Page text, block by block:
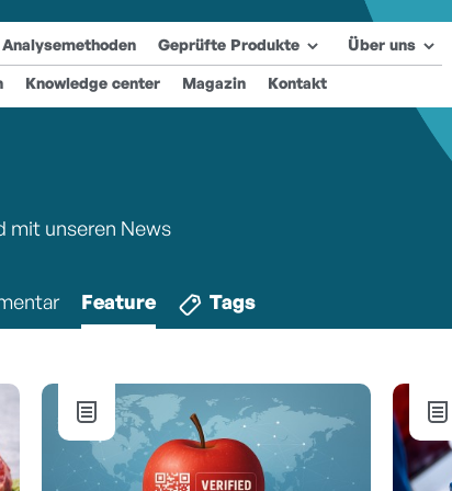
Analysemethoden Geprüfte Produkte Über uns
Knowledge center Magazin Kontakt
mit unseren News
Feature Tags